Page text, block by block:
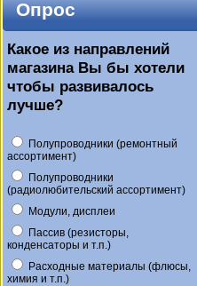
Опрос
Какое из направлений
магазина Вы бы хотели
чтобы развивалось
лучше?
Полупроводники (ремонтный
ассортимент)
Полупроводники
(радиолюбительский ассортимент)
Модули, дисплеи
Пассив (резисторы,
конденсаторы и т.п.)
Расходные материалы (флюсы,
химия и т.п.)